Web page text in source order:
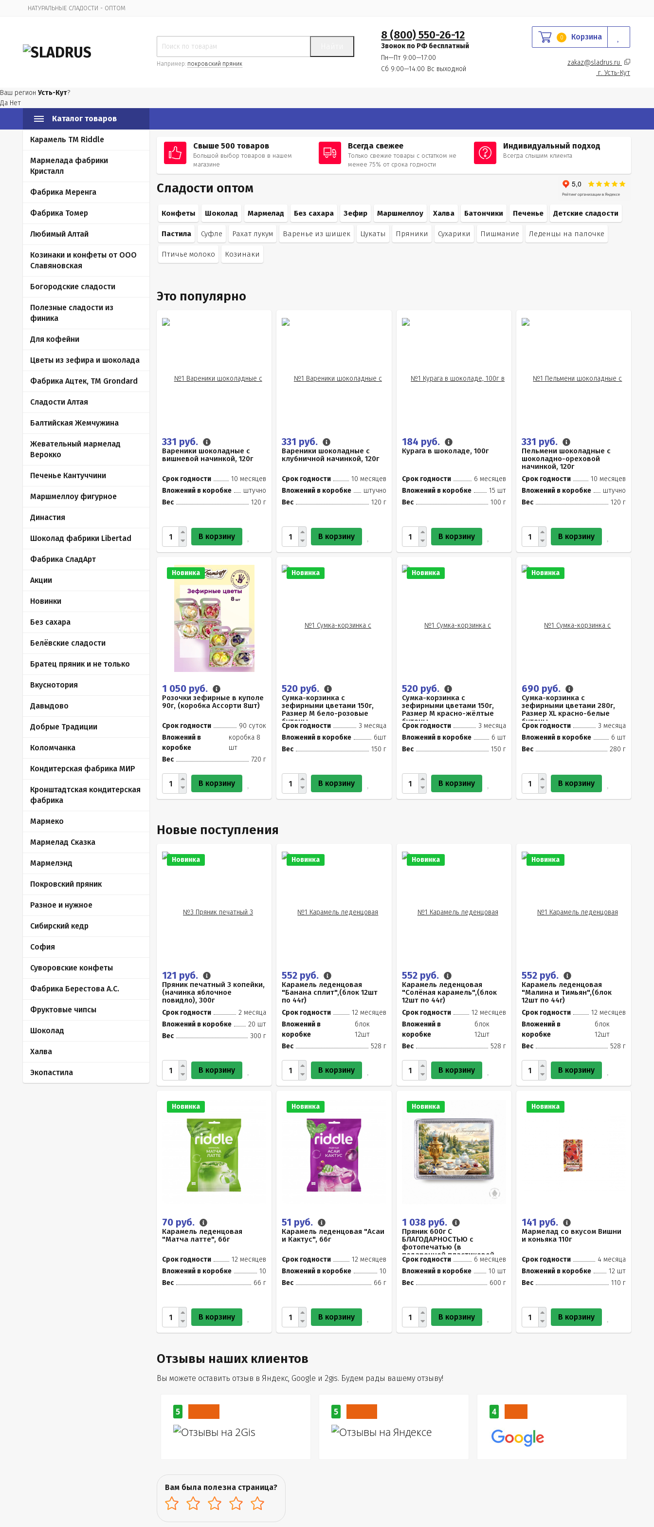
НАТУРАЛЬНЫЕ СЛАДОСТИ - ОПТОМ
Например: покровский пряник
8 (800) 550-26-12
Звонок по РФ бесплатный
Пн—Пт 9:00—17:00
Сб 9:00—14:00 Вс выходной
0 Корзина
zakaz@sladrus.ru
г. Усть-Кут
Ваш регион Усть-Кут?
Да Нет
Каталог товаров
Карамель ТМ Riddle
Мармелада фабрики
Кристалл
Фабрика Меренга
Фабрика Томер
Любимый Алтай
Козинаки и конфеты от ООО
Славяновская
Богородские сладости
Полезные сладости из
финика
Для кофейни
Цветы из зефира и шоколада
Фабрика Ацтек, ТМ Grondard
Сладости Алтая
Балтийская Жемчужина
Жевательный мармелад
Верокко
Печенье Кантуччини
Маршмеллоу фигурное
Династия
Шоколад фабрики Libertad
Фабрика СладАрт
Акции
Новинки
Без сахара
Белёвские сладости
Братец пряник и не только
Вкуснотория
Давыдово
Добрые Традиции
Коломчанка
Кондитерская фабрика МИР
Кронштадтская кондитерская
фабрика
Мармеко
Мармелад Сказка
Мармелэнд
Покровский пряник
Разное и нужное
Сибирский кедр
София
Суворовские конфеты
Фабрика Берестова А.С.
Фруктовые чипсы
Шоколад
Халва
Экопастила
Свыше 500 товаров
Большой выбор товаров в нашем
магазине
Всегда свежее
Только свежие товары с остатком не
менее 75% от срока годности
Индивидуальный подход
Всегда слышим клиента
Сладости оптом
Конфеты Шоколад Мармелад Без сахара Зефир Маршмеллоу Халва Батончики Печенье Детские сладости
Пастила Суфле Рахат лукум Варенье из шишек Цукаты Пряники Сухарики Пишмание Леденцы на палочке
Птичье молоко Козинаки
Это популярно
331 руб.
Вареники шоколадные с
вишневой начинкой, 120г
Срок годности
10 месяцев
Вложений в коробке
штучно
Вес
120 г
В корзину
331 руб.
Вареники шоколадные с
клубничной начинкой, 120г
Срок годности
10 месяцев
Вложений в коробке
штучно
Вес
120 г
В корзину
184 руб.
Курага в шоколаде, 100г
Срок годности
6 месяцев
Вложений в коробке
15 шт
Вес
100 г
В корзину
331 руб.
Пельмени шоколадные с
шоколадно-ореховой
начинкой, 120г
Срок годности
10 месяцев
Вложений в коробке
штучно
Вес
120 г
В корзину
Новинка
1 050 руб.
Розочки зефирные в куполе
90г, (коробка Ассорти 8шт)
Срок годности
90 суток
Вложений в
коробке
коробка 8
шт
Вес
720 г
В корзину
Новинка
520 руб.
Сумка-корзинка с
зефирными цветами 150г,
Размер М бело-розовые
бутоны
Срок годности
3 месяца
Вложений в коробке
6шт
Вес
150 г
В корзину
Новинка
520 руб.
Сумка-корзинка с
зефирными цветами 150г,
Размер М красно-жёлтые
бутоны
Срок годности
3 месяца
Вложений в коробке
6 шт
Вес
150 г
В корзину
Новинка
690 руб.
Сумка-корзинка с
зефирными цветами 280г,
Размер XL красно-белые
бутоны
Срок годности
3 месяца
Вложений в коробке
6 шт
Вес
280 г
В корзину
Новые поступления
Новинка
121 руб.
Пряник печатный 3 копейки,
(начинка яблочное
повидло), 300г
Срок годности
2 месяца
Вложений в коробке
20 шт
Вес
300 г
В корзину
Новинка
552 руб.
Карамель леденцовая
"Банана сплит",(блок 12шт
по 44г)
Срок годности
12 месяцев
Вложений в
коробке
блок
12шт
Вес
528 г
В корзину
Новинка
552 руб.
Карамель леденцовая
"Солёная карамель",(блок
12шт по 44г)
Срок годности
12 месяцев
Вложений в
коробке
блок
12шт
Вес
528 г
В корзину
Новинка
552 руб.
Карамель леденцовая
"Малина и Тимьян",(блок
12шт по 44г)
Срок годности
12 месяцев
Вложений в
коробке
блок
12шт
Вес
528 г
В корзину
Новинка
70 руб.
Карамель леденцовая
"Матча латте", 66г
Срок годности
12 месяцев
Вложений в коробке
10
Вес
66 г
В корзину
Новинка
51 руб.
Карамель леденцовая "Асаи
и Кактус", 66г
Срок годности
12 месяцев
Вложений в коробке
10
Вес
66 г
В корзину
Новинка
1 038 руб.
Пряник 600г С
БЛАГОДАРНОСТЬЮ с
фотопечатью (в
подарочной пластиковой
упаковк...
Срок годности
6 месяцев
Вложений в коробке
10 шт
Вес
600 г
В корзину
Новинка
141 руб.
Мармелад со вкусом Вишни
и коньяка 110г
Срок годности
4 месяца
Вложений в коробке
12 шт
Вес
110 г
В корзину
Отзывы наших клиентов
Вы можете оставить отзыв в Яндекс, Google и 2gis. Будем рады вашему отзыву!
5 5 4
Вам была полезна страница?